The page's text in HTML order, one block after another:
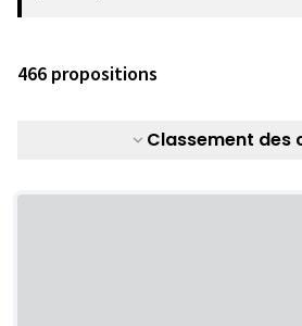
466 propositions
Classement des